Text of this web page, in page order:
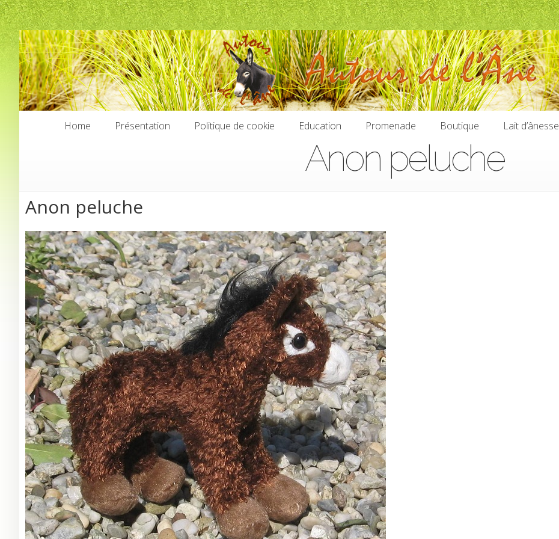
Home
Présentation
Politique de cookie
Education
Education
Promenade
Promenade
Boutique
Boutique
Lait d’ânesse
Lait d’ânesse
Anon peluche
Anon peluche